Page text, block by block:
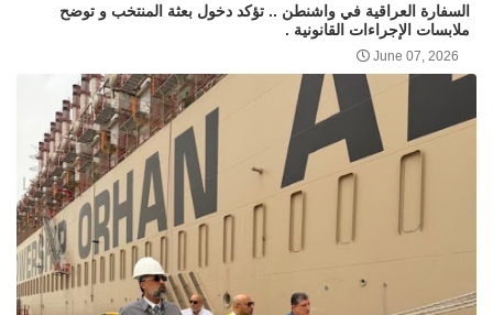
السفارة العراقية في واشنطن .. تؤكد دخول بعثة المنتخب و توضح
ملابسات الإجراءات القانونية .
June 07, 2026